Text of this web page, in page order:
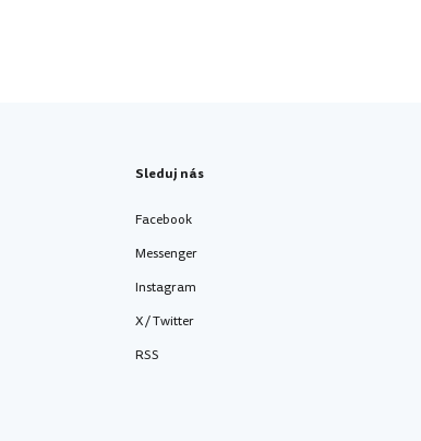
Sleduj nás
Facebook
Messenger
Instagram
X / Twitter
RSS